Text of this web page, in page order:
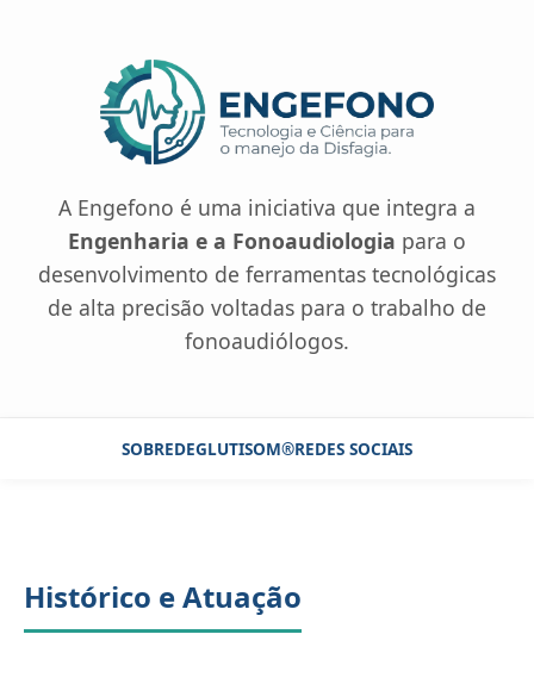
A Engefono é uma iniciativa que integra a
Engenharia e a Fonoaudiologia para o
desenvolvimento de ferramentas tecnológicas
de alta precisão voltadas para o trabalho de
fonoaudiólogos.
SOBREDEGLUTISOM®REDES SOCIAIS
Histórico e Atuação